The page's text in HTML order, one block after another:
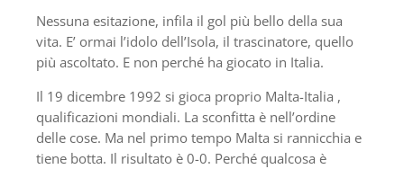
Nessuna esitazione, infila il gol più bello della sua
vita. E’ ormai l’idolo dell’Isola, il trascinatore, quello
più ascoltato. E non perché ha giocato in Italia.
Il 19 dicembre 1992 si gioca proprio Malta-Italia ,
qualificazioni mondiali. La sconfitta è nell’ordine
delle cose. Ma nel primo tempo Malta si rannicchia e
tiene botta. Il risultato è 0-0. Perché qualcosa è